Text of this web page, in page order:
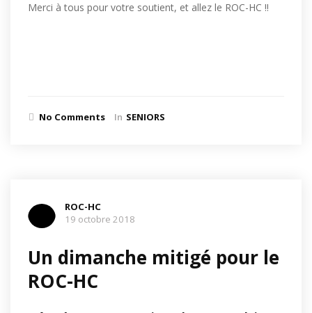
Merci à tous pour votre soutient, et allez le ROC-HC !!
No Comments In SENIORS
ROC-HC
19 octobre 2018
Un dimanche mitigé pour le
ROC-HC